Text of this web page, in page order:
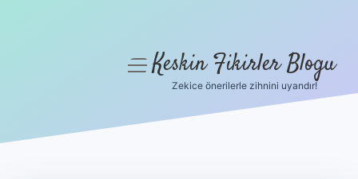
menüyüKeskin Fikirler Blogu
Zekice önerilerle zihnini uyandır!